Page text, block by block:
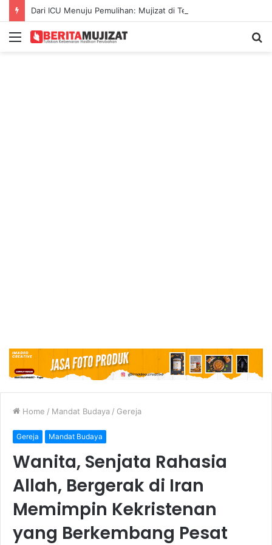
Menu
Home / Mandat Budaya / Gereja
Gereja Mandat Budaya
Wanita, Senjata Rahasia
Allah, Bergerak di Iran
Memimpin Kekristenan
yang Berkembang Pesat